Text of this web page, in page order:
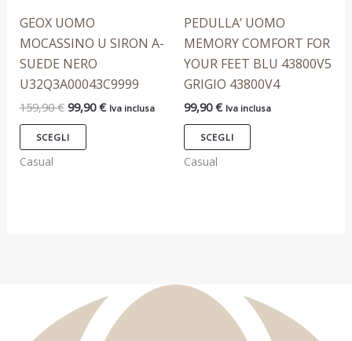
GEOX UOMO
MOCASSINO U SIRON A-
SUEDE NERO
U32Q3A00043C9999
159,90€ 99,90€ Iva inclusa
SCEGLI
Le
opzioni
possono
essere
scelte
pagina
Casual
PEDULLA’ UOMO
MEMORY COMFORT FOR
YOUR FEET BLU 43800V5
GRIGIO 43800V4
99,90€ Iva inclusa
SCEGLI
Le
opzioni
possono
essere
scelte
pagina
Casual